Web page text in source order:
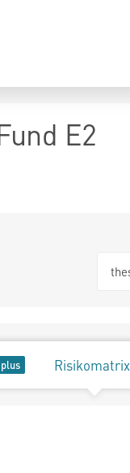
E2
Risikomatrix